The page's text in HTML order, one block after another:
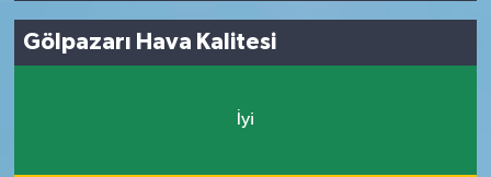
Gölpazarı Hava Kalitesi
İyi